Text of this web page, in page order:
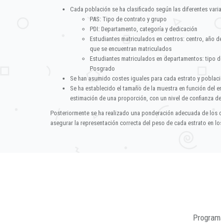
Cada población se ha clasificado según las diferentes
PAS: Tipo de contrato y grupo
PDI: Departamento, categoría y dedicación
Estudiantes matriculados en centros: centro, año
que se encuentran matriculados
Estudiantes matriculados en departamentos: tipo
Posgrado
Se han asumido costes iguales para cada estrato y
Se ha establecido el tamaño de la muestra en función del
estimación de una proporción, con un nivel de confianza
Posteriormente se ha realizado una ponderación adecuada de
asegurar la representación correcta del peso de cada estrato en